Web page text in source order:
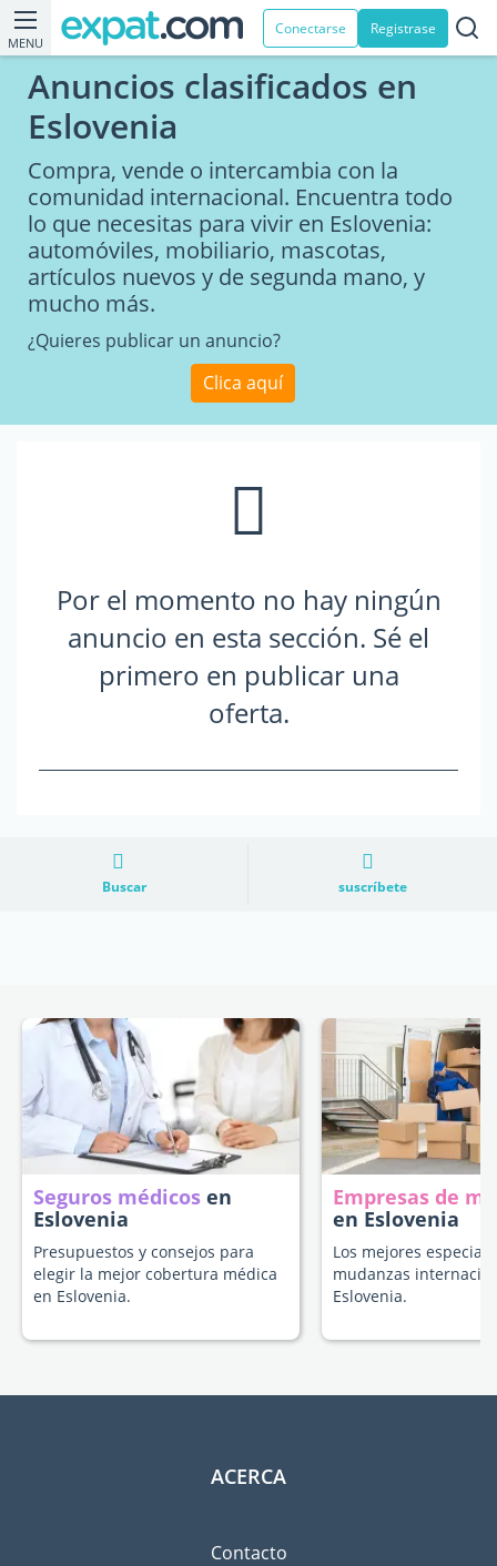
MENU
Conectarse Registrase
Anuncios clasificados en
Eslovenia
Compra, vende o intercambia con la
comunidad internacional. Encuentra todo
lo que necesitas para vivir en Eslovenia:
automóviles, mobiliario, mascotas,
artículos nuevos y de segunda mano, y
mucho más.
¿Quieres publicar un anuncio?
Clica aquí
Por el momento no hay ningún
anuncio en esta sección. Sé el
primero en publicar una
oferta.
Buscar suscríbete
Seguros médicos en
Eslovenia
Presupuestos y consejos para
elegir la mejor cobertura médica
en Eslovenia.
Empresas de
en Eslovenia
Los mejores
mudanzas
Eslovenia.
ACERCA
Contacto